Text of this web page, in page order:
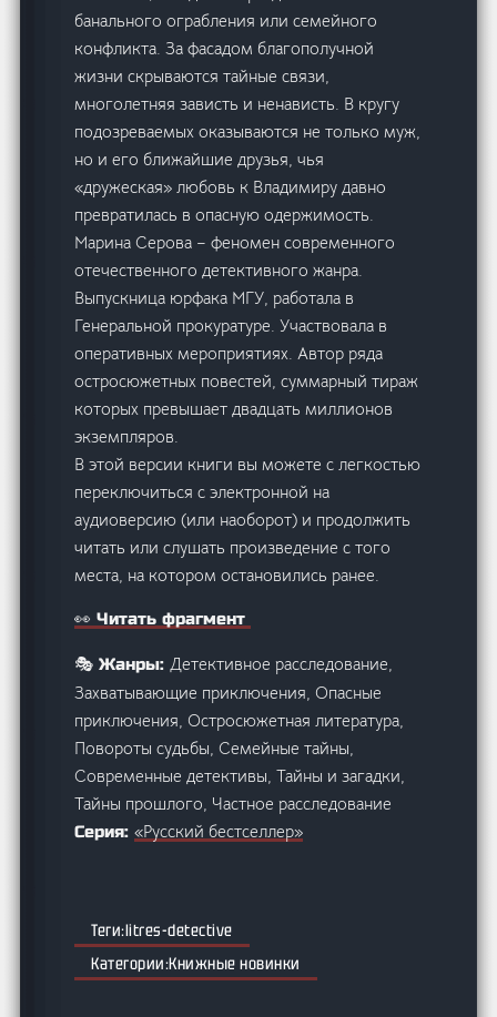
банального ограбления или семейного
конфликта. За фасадом благополучной
жизни скрываются тайные связи,
многолетняя зависть и ненависть. В кругу
подозреваемых оказываются не только муж,
но и его ближайшие друзья, чья
«дружеская» любовь к Владимиру давно
превратилась в опасную одержимость.
Марина Серова – феномен современного
отечественного детективного жанра.
Выпускница юрфака МГУ, работала в
Генеральной прокуратуре. Участвовала в
оперативных мероприятиях. Автор ряда
остросюжетных повестей, суммарный тираж
которых превышает двадцать миллионов
экземпляров.
В этой версии книги вы можете с легкостью
переключиться с электронной на
аудиоверсию (или наоборот) и продолжить
читать или слушать произведение с того
места, на котором остановились ранее.
👀 Читать фрагмент
🎭 Жанры:Детективное расследование,
Захватывающие приключения, Опасные
приключения, Остросюжетная литература,
Повороты судьбы, Семейные тайны,
Современные детективы, Тайны и загадки,
Тайны прошлого, Частное расследование
Серия:«Русский бестселлер»
litres-detective
Книжные новинки